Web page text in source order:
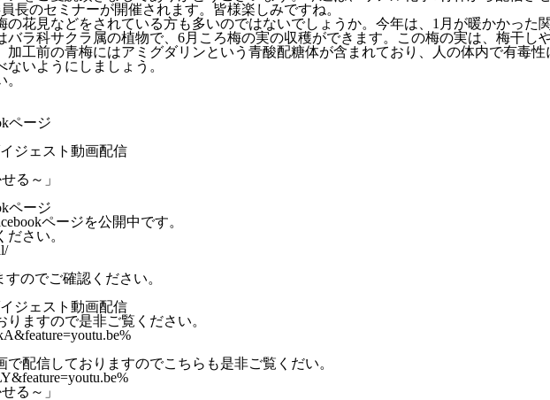
長のセミナーが開催されます。皆様楽しみですね。
花見などをされている方も多いのではないでしょうか。今年は、1月が暖かかった
ラ科サクラ属の植物で、6月ころ梅の実の収穫ができます。この梅の実は、梅干し
工前の青梅にはアミグダリンという青酸配糖体が含まれており、人の体内で有毒
いようにしましょう。
ページ
ジェスト動画配信
る～」
ページ
ページを公開中です。
さい。
のでご確認ください。
ジェスト動画配信
ますので是非ご覧ください。
配信しておりますのでこちらも是非ご覧くだい。
る～」